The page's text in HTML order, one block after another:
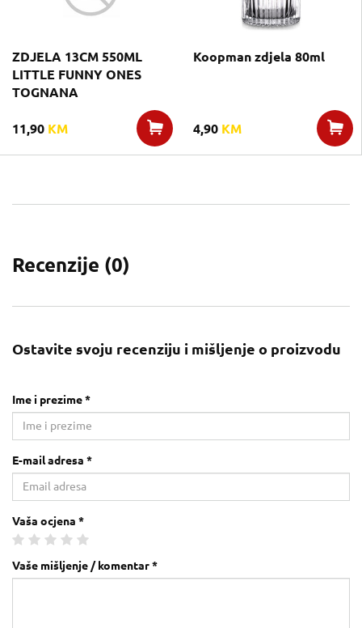
ZDJELA 13CM 550ML
LITTLE FUNNY ONES
TOGNANA
11,90 KM
Koopman zdjela 80ml
4,90 KM
Recenzije (0)
Ostavite svoju recenziju i mišljenje o proizvodu
Ime i prezime *
E-mail adresa *
Vaša ocjena *
Vaše mišljenje / komentar *